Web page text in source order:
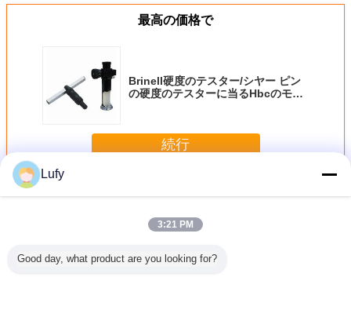
最高の価格で
Brinell硬度のテスター/シヤー ピン
の硬度のテスターに当るHbcのモデ
続行
多くブリネル硬さ試験機
Lufy
3:21 PM
Good day, what product are you looking for?